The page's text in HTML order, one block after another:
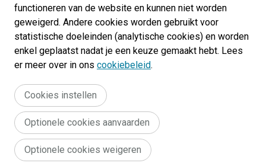
functioneren van de website en kunnen niet worden
geweigerd. Andere cookies worden gebruikt voor
statistische doeleinden (analytische cookies) en worden
enkel geplaatst nadat je een keuze gemaakt hebt. Lees
er meer over in ons cookiebeleid.
Cookies instellen
Optionele cookies aanvaarden
Optionele cookies weigeren
Volg ons
War Heritage Institute
Belgium, Battlefield of Europe
War dead register
Legal
Algemene gebruiksvoorwaarden
Toegankelijkheidsverklaring
Cookie policy